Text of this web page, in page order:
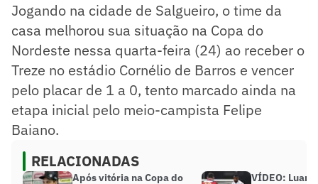
Jogando na cidade de Salgueiro, o time da
casa melhorou sua situação na Copa do
Nordeste nessa quarta-feira (24) ao receber o
Treze no estádio Cornélio de Barros e vencer
pelo placar de 1 a 0, tento marcado ainda na
etapa inicial pelo meio-campista Felipe
Baiano.
RELACIONADAS
Após vitória na Copa do
VÍDEO: Luan